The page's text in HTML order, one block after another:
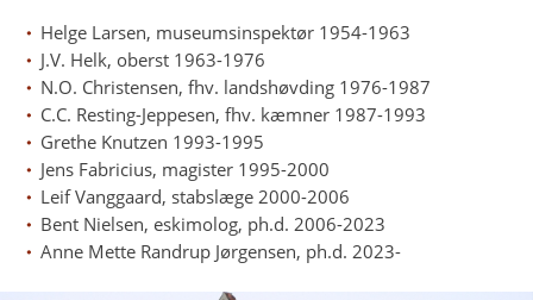
Helge Larsen, museumsinspektør 1954-1963
J.V. Helk, oberst 1963-1976
N.O. Christensen, fhv. landshøvding 1976-1987
C.C. Resting-Jeppesen, fhv. kæmner 1987-1993
Grethe Knutzen 1993-1995
Jens Fabricius, magister 1995-2000
Leif Vanggaard, stabslæge 2000-2006
Bent Nielsen, eskimolog, ph.d. 2006-2023
Anne Mette Randrup Jørgensen, ph.d. 2023-